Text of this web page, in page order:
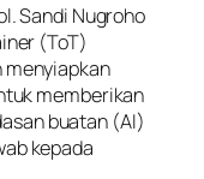
Sandi Nugroho
(ToT)
menyiapkan
memberikan
buatan (AI)
kepada